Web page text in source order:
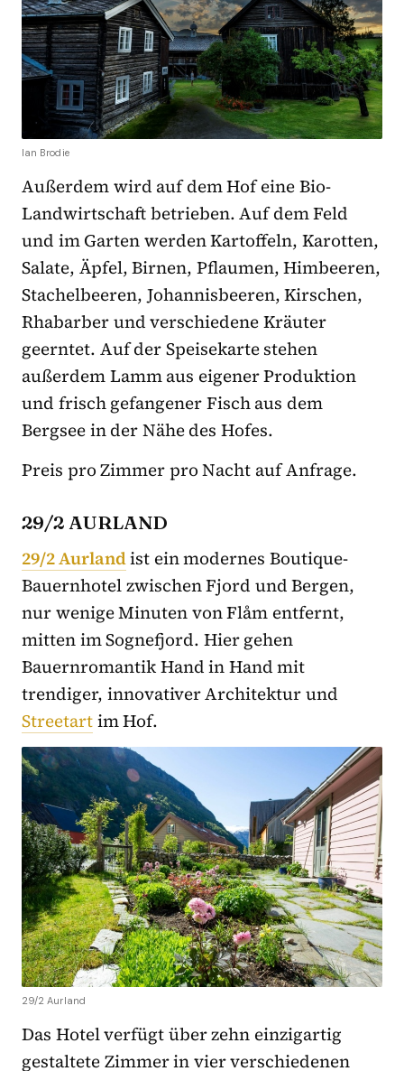
Ian Brodie
Außerdem wird auf dem Hof eine Bio-
Landwirtschaft betrieben. Auf dem Feld
und im Garten werden Kartoffeln, Karotten,
Salate, Äpfel, Birnen, Pflaumen, Himbeeren,
Stachelbeeren, Johannisbeeren, Kirschen,
Rhabarber und verschiedene Kräuter
geerntet. Auf der Speisekarte stehen
außerdem Lamm aus eigener Produktion
und frisch gefangener Fisch aus dem
Bergsee in der Nähe des Hofes.
Preis pro Zimmer pro Nacht auf Anfrage.
29/2 AURLAND
29/2 Aurlandist ein modernes Boutique-
Bauernhotel zwischen Fjord und Bergen,
nur wenige Minuten von Flåm entfernt,
mitten im Sognefjord. Hier gehen
Bauernromantik Hand in Hand mit
trendiger, innovativer Architektur und
Streetartim Hof.
29/2 Aurland
Das Hotel verfügt über zehn einzigartig
gestaltete Zimmer in vier verschiedenen